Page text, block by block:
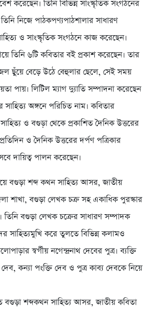
করেছেন। তিনি বিভিন্ন সাংস্কৃতিক সংগঠনের
নিজে পাঠকপণ্যপাঠশালার সাধারণ
ও সাংস্কৃতিক সংগঠনে কাজ করেছেন।
তিনি ৬টি কবিতার বই প্রকাশ করেছেন। তার
ছুঁয়ে বেড়ে উঠে বেহুলার ছেলে, সেই সময়
পায়। লিটিল ম্যাগ দ্যুাতি সম্পাদনা করেছেন
সাহিত্য অঙ্গনে পরিচিত নাম। কবিতার
ও বগুড়া থেকে প্রকাশিত দৈনিক উত্তরের
ও দৈনিক উত্তরের দর্পণ পত্রিকার
দায়িত্ব পালন করেছেন।
বগুড়া শব্দ কথন সাহিত্য আসর, জাতীয়
শাখা, বগুড়া লেখক চক্র সহ একাধিক পুরস্কার
তিনি বগুড়া লেখক চক্রের সাধারণ সম্পাদক
সাহিত্যমুখি করে তুলতে বিভিন্ন কলামও
স্বর্গীয় নগেন্দ্রনাথ দেবের পুত্র। ব্যক্তি
দেব, কন্যা পংক্তি দেব ও পুত্র কাব্য দেবকে নিয়ে
বগুড়া শব্দকথন সাহিত্য আসর, জাতীয় কবিতা